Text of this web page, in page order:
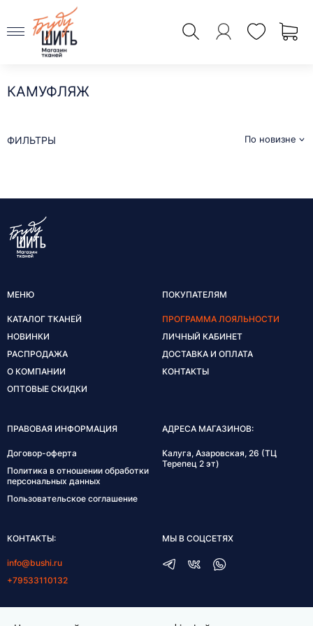
КАМУФЛЯЖ
По новизне
ФИЛЬТРЫ
МЕНЮ
КАТАЛОГ ТКАНЕЙ
НОВИНКИ
РАСПРОДАЖА
О КОМПАНИИ
ОПТОВЫЕ СКИДКИ
ПОКУПАТЕЛЯМ
ПРОГРАММА ЛОЯЛЬНОСТИ
ЛИЧНЫЙ КАБИНЕТ
ДОСТАВКА И ОПЛАТА
КОНТАКТЫ
ПРАВОВАЯ ИНФОРМАЦИЯ
Договор-оферта
Политика в отношении обработки
персональных данных
Пользовательское соглашение
АДРЕСА МАГАЗИНОВ:
Калуга, Азаровская, 26 (ТЦ
Терепец 2 эт)
КОНТАКТЫ:
info@bushi.ru
+79533110132
МЫ В СОЦСЕТЯХ